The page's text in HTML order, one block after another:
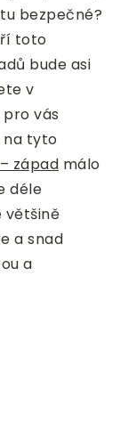
bezpečné?
toto
bude asi
v
vás
na tyto
západ málo
déle
většině
a snad
a